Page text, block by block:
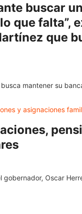
buscar
que falta”,
que
mantener su
gobernador, Oscar